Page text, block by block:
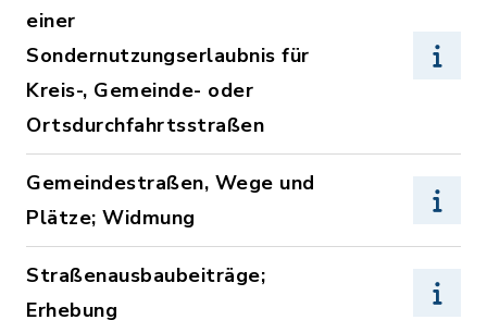
einer
Sondernutzungserlaubnis für
Kreis-, Gemeinde- oder
Ortsdurchfahrtsstraßen
Gemeindestraßen, Wege und
Plätze; Widmung
Straßenausbaubeiträge;
Erhebung